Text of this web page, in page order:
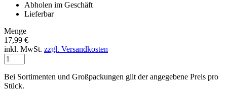
Abholen im Geschäft
Lieferbar
Menge
17,99 €
inkl. MwSt. zzgl. Versandkosten
Bei Sortimenten und Großpackungen gilt der angegebene Preis pro
Stück.